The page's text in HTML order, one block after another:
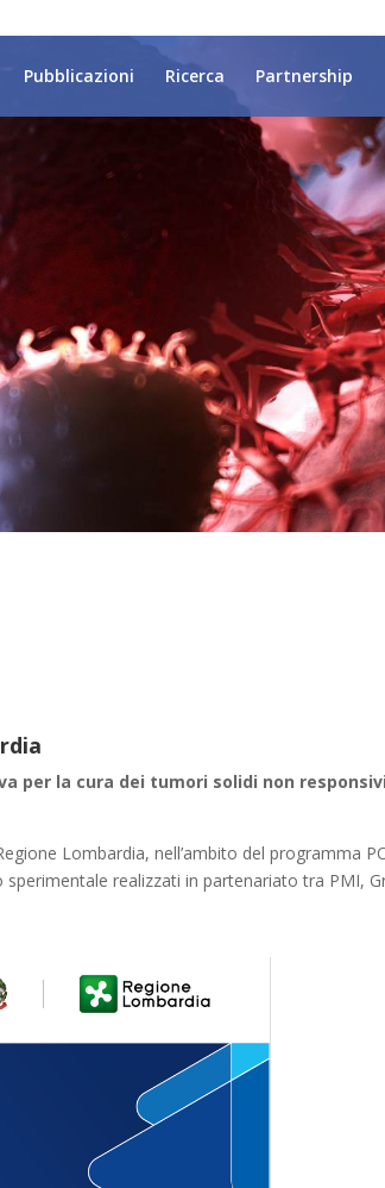
Pubblicazioni Ricerca Partnership
per la cura dei tumori solidi non
Lombardia, nell’ambito del programma
realizzati in partenariato tra PMI,